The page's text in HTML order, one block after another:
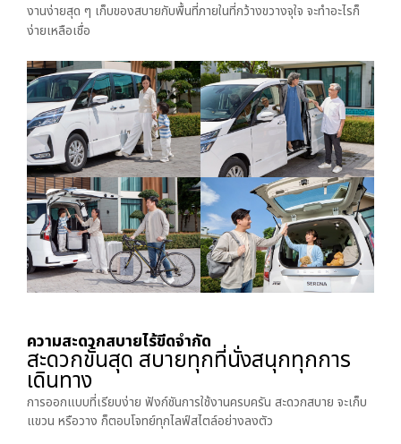
งานง่ายสุด ๆ เก็บของสบายกับพื้นที่ภายในที่กว้างขวางจุใจ จะทำอะไรก็
ง่ายเหลือเชื่อ
ความสะดวกสบายไร้ขีดจำกัด
สะดวกขั้นสุด สบายทุกที่นั่งสนุกทุกการ
เดินทาง
การออกแบบที่เรียบง่าย ฟังก์ชันการใช้งานครบครัน สะดวกสบาย จะเก็บ
แขวน หรือวาง ก็ตอบโจทย์ทุกไลฟ์สไตล์อย่างลงตัว